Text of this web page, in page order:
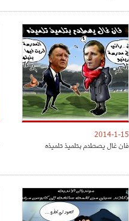
2014-1-15
فان غال يصطدم بتلميذ تلميذه